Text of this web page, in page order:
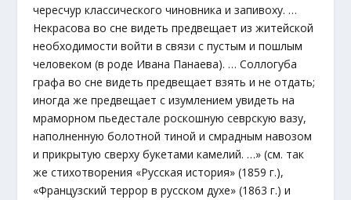
чересчур классического чиновника и запивоху. …
Некрасова во сне видеть предвещает из житейской
необходимости войти в связи с пустым и пошлым
человеком (в роде Ивана Панаева). … Соллогуба
графа во сне видеть предвещает взять и не отдать;
иногда же предвещает с изумлением увидеть на
мраморном пьедестале роскошную севрскую вазу,
наполненную болотной тиной и смрадным навозом
и прикрытую сверху букетами камелий. …» (см. так
же стихотворения «Русская история» (1859 г.),
«Французский террор в русском духе» (1863 г.) и